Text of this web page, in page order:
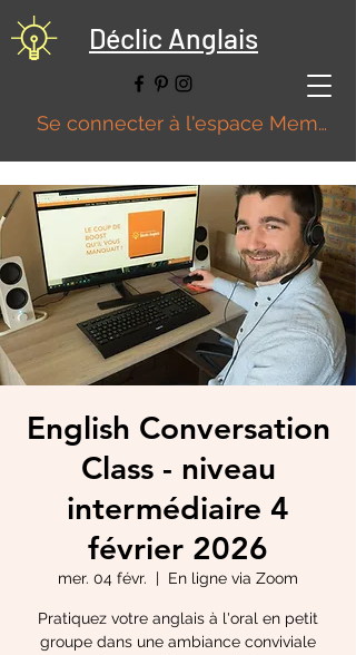
Déclic Anglais
Se connecter à l'espace Membre
English Conversation
Class - niveau
intermédiaire 4
février 2026
mer. 04 févr.
  |
En ligne via Zoom
Pratiquez votre anglais à l'oral en petit
groupe dans une ambiance conviviale